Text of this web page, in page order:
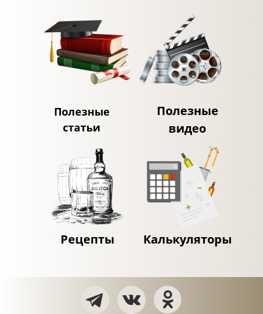
Полезные
статьи
Полезные
видео
Рецепты Калькуляторы